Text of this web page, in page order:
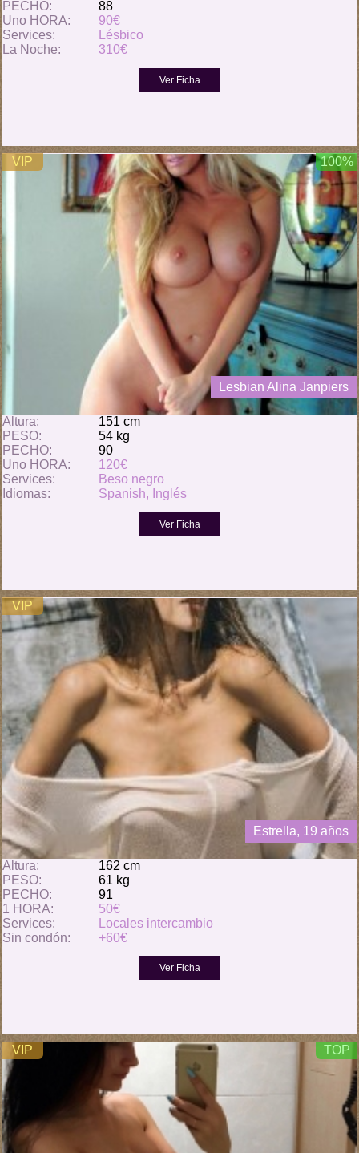
PECHO:
88
Uno HORA:
90€
Services:
Lésbico
La Noche:
310€
VIP 100%
Lesbian Alina Janpiers
Altura:
151 cm
PESO:
54 kg
PECHO:
90
Uno HORA:
120€
Services:
Beso negro
Idiomas:
Spanish, Inglés
VIP
Estrella, 19 años
Altura:
162 cm
PESO:
61 kg
PECHO:
91
1 HORA:
50€
Services:
Locales intercambio
Sin condón:
+60€
VIP TOP